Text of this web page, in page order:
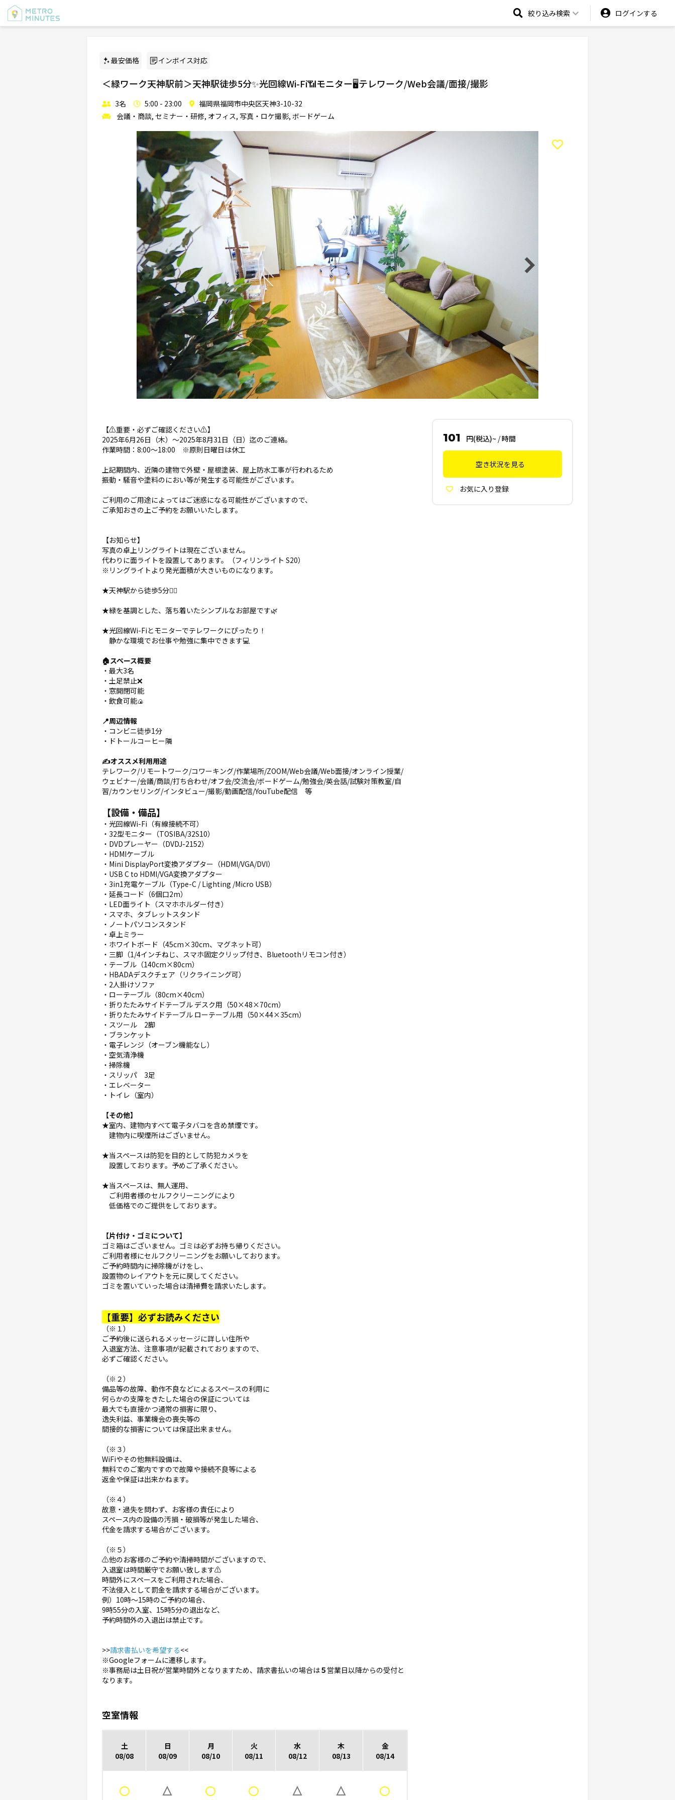
絞り込み検索 ログインする
最安価格 インボイス対応
＜緑ワーク天神駅前＞天神駅徒歩5分✨光回線Wi-Fi📶モニター🖥️テレワーク/Web会議/面接/撮影
3名 5:00 - 23:00
福岡県福岡市中央区天神3-10-32
会議・商談, セミナー・研修, オフィス, 写真・ロケ撮影, ボードゲーム
【⚠️重要・必ずご確認ください⚠️】
2025年6月26日（木）～2025年8月31日（日）迄のご連絡。
作業時間：8:00～18:00 ※原則日曜日は休工
上記期間内、近隣の建物で外壁・屋根塗装、屋上防水工事が行われるため
振動・騒音や塗料のにおい等が発生する可能性がございます。
ご利用のご用途によってはご迷惑になる可能性がございますので、
ご承知おきの上ご予約をお願いいたします。
【お知らせ】
写真の卓上リングライトは現在ございません。
代わりに面ライトを設置してあります。（フィリンライト S20）
※リングライトより発光面積が大きいものになります。
★天神駅から徒歩5分🚶‍♀️
★緑を基調とした、落ち着いたシンプルなお部屋です🌿
★光回線Wi-Fiとモニターでテレワークにぴったり！
静かな環境でお仕事や勉強に集中できます💻
🏠スペース概要
・最大3名
・土足禁止❌
・窓開閉可能
・飲食可能🍙
📍周辺情報
・コンビニ徒歩1分
・ドトールコーヒー隣
✍️オススメ利用用途
テレワーク/リモートワーク/コワーキング/作業場所/ZOOM/Web会議/Web面接/オンライン授業/
ウェビナー/会議/商談/打ち合わせ/オフ会/交流会/ボードゲーム/勉強会/英会話/試験対策教室/自
習/カウンセリング/インタビュー/撮影/動画配信/YouTube配信 等
【設備・備品】
・光回線Wi-Fi（有線接続不可）
・32型モニター（TOSIBA/32S10）
・DVDプレーヤー（DVDJ-2152）
・HDMIケーブル
・Mini DisplayPort変換アダプター（HDMI/VGA/DVI）
・USB C to HDMI/VGA変換アダプター
・3in1充電ケーブル（Type-C / Lighting /Micro USB）
・延長コード（6個口2m）
・LED面ライト（スマホホルダー付き）
・スマホ、タブレットスタンド
・ノートパソコンスタンド
・卓上ミラー
・ホワイトボード（45cm×30cm、マグネット可）
・三脚（1/4インチねじ、スマホ固定クリップ付き、Bluetoothリモコン付き）
・テーブル（140cm×80cm）
・HBADAデスクチェア（リクライニング可）
・2人掛けソファ
・ローテーブル（80cm×40cm）
・折りたたみサイドテーブル デスク用（50×48×70cm）
・折りたたみサイドテーブル ローテーブル用（50×44×35cm）
・スツール 2脚
・ブランケット
・電子レンジ（オーブン機能なし）
・空気清浄機
・掃除機
・スリッパ 3足
・エレベーター
・トイレ（室内）
【その他】
★室内、建物内すべて電子タバコを含め禁煙です。
建物内に喫煙所はございません。
★当スペースは防犯を目的として防犯カメラを
設置しております。予めご了承ください。
★当スペースは、無人運用、
ご利用者様のセルフクリーニングにより
低価格でのご提供をしております。
【片付け・ゴミについて】
ゴミ箱はございません。ゴミは必ずお持ち帰りください。
ご利用者様にセルフクリーニングをお願いしております。
ご予約時間内に掃除機がけをし、
設置物のレイアウトを元に戻してください。
ゴミを置いていった場合は清掃費を請求いたします。
【重要】必ずお読みください
（※１）
ご予約後に送られるメッセージに詳しい住所や
入退室方法、注意事項が記載されておりますので、
必ずご確認ください。
（※２）
備品等の故障、動作不良などによるスペースの利用に
何らかの支障をきたした場合の保証については
最大でも直接かつ通常の損害に限り、
逸失利益、事業機会の喪失等の
間接的な損害については保証出来ません。
（※３）
WiFiやその他無料設備は、
無料でのご案内ですので故障や接続不良等による
返金や保証は出来かねます。
（※４）
故意・過失を問わず、お客様の責任により
スペース内の設備の汚損・破損等が発生した場合、
代金を請求する場合がございます。
（※５）
⚠️他のお客様のご予約や清掃時間がございますので、
入退室は時間厳守でお願い致します⚠️
時間外にスペースをご利用された場合、
不法侵入として罰金を請求する場合がございます。
例）10時〜15時のご予約の場合、
9時55分の入室、15時5分の退出など、
予約時間外の入退出は禁止です。
>>請求書払いを希望する<<
※Googleフォームに遷移します。
※事務局は土日祝が営業時間外となりますため、請求書払いの場合は５ 営業日以降からの受付と
なります。
空室情報
土
08/08
日
08/09
月
08/10
火
08/11
水
08/12
木
08/13
金
08/14
101 円(税込)~/時間
空き状況を見る
お気に入り登録